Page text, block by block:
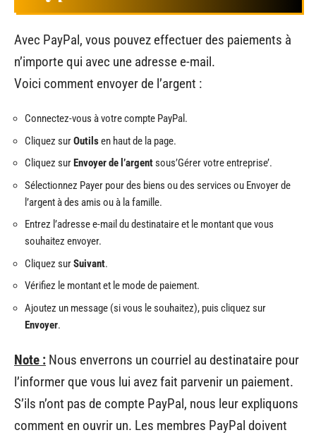
Avec PayPal, vous pouvez effectuer des paiements à
n’importe qui avec une adresse e-mail.
Voici comment envoyer de l’argent :
Connectez-vous à votre compte PayPal.
Cliquez surOutilsen haut de la page.
Cliquez surEnvoyer de l’argentsous’Gérer votre entreprise’.
Sélectionnez Payer pour des biens ou des services ou Envoyer de
l’argent à des amis ou à la famille.
Entrez l’adresse e-mail du destinataire et le montant que vous
souhaitez envoyer.
Cliquez surSuivant.
Vérifiez le montant et le mode de paiement.
Ajoutez un message (si vous le souhaitez), puis cliquez sur
Envoyer.
Note : Nous enverrons un courriel au destinataire pour
l’informer que vous lui avez fait parvenir un paiement.
S’ils n’ont pas de compte PayPal, nous leur expliquons
comment en ouvrir un. Les membres PayPal doivent